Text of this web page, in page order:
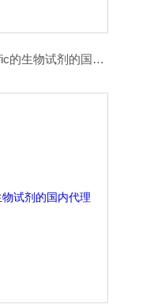
A53070148PBiosPacific的生物试剂的国内代理